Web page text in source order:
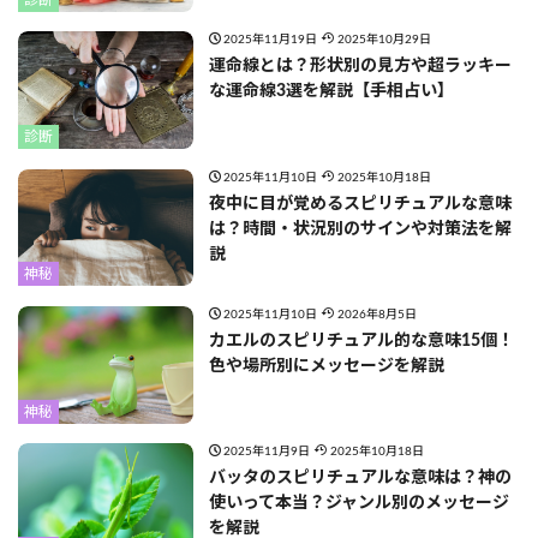
診断
2025年11月19日 2025年10月29日
運命線とは？形状別の見方や超ラッキー
な運命線3選を解説【手相占い】
神秘
2025年11月10日 2025年10月18日
夜中に目が覚めるスピリチュアルな意味
は？時間・状況別のサインや対策法を解
説
神秘
2025年11月10日 2026年8月5日
カエルのスピリチュアル的な意味15個！
色や場所別にメッセージを解説
2025年11月9日 2025年10月18日
バッタのスピリチュアルな意味は？神の
使いって本当？ジャンル別のメッセージ
を解説